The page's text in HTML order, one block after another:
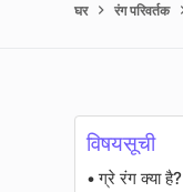
घर रंग परिवर्तक
विषयसूची
ग्रे रंग क्या है?